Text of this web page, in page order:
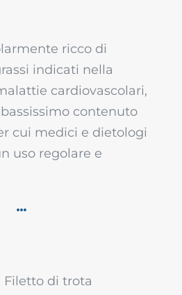
ricco di
indicati nella
cardiovascolari,
contenuto
cui medici e dietologi
uso regolare e
Filetto di trota